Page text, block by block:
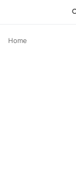
Home